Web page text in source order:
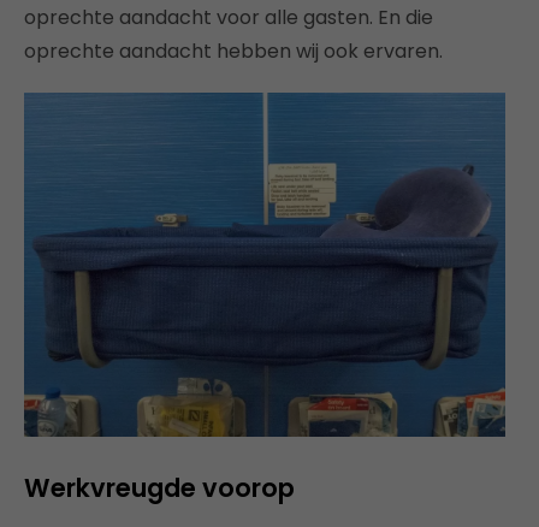
oprechte aandacht voor alle gasten. En die
oprechte aandacht hebben wij ook ervaren.
Werkvreugde voorop